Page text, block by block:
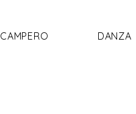
CAMPERO DANZA